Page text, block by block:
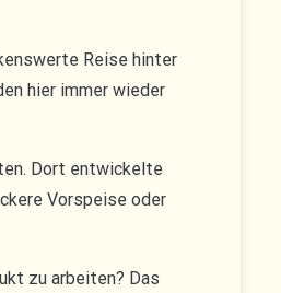
Reise hinter
hier immer wieder
Dort entwickelte
Vorspeise oder
zu arbeiten? Das